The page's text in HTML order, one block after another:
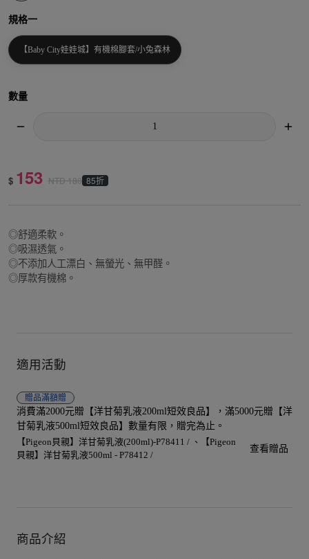
規格一
【Baby City娃娃城】有機棉腳套/小兔森林
數量
$ 153 NTD180 85折
◎舒適柔軟。
◎吸濕透氣。
◎不添加人工漂白、無螢光、無甲醛。
◎厚款有機棉。
適用活動
贈品滿額贈
消費滿2000元贈【洋甘菊乳液200ml短效良品】，滿5000元贈【洋
甘菊乳液500ml短效良品】數量有限，贈完為止。
【Pigeon貝親】洋甘菊乳液(200ml)-P78411 /
【Pigeon
貝親】洋甘菊乳液500ml - P78412 /
查看贈品
商品介紹